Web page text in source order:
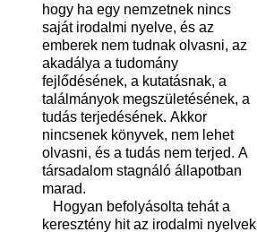
hogy ha egy nemzetnek nincs
saját irodalmi nyelve, és az
emberek nem tudnak olvasni, az
akadálya a tudomány
fejlődésének, a kutatásnak, a
találmányok megszületésének, a
tudás terjedésének. Akkor
nincsenek könyvek, nem lehet
olvasni, és a tudás nem terjed. A
társadalom stagnáló állapotban
marad.
Hogyan befolyásolta tehát a
keresztény hit az irodalmi nyelvek